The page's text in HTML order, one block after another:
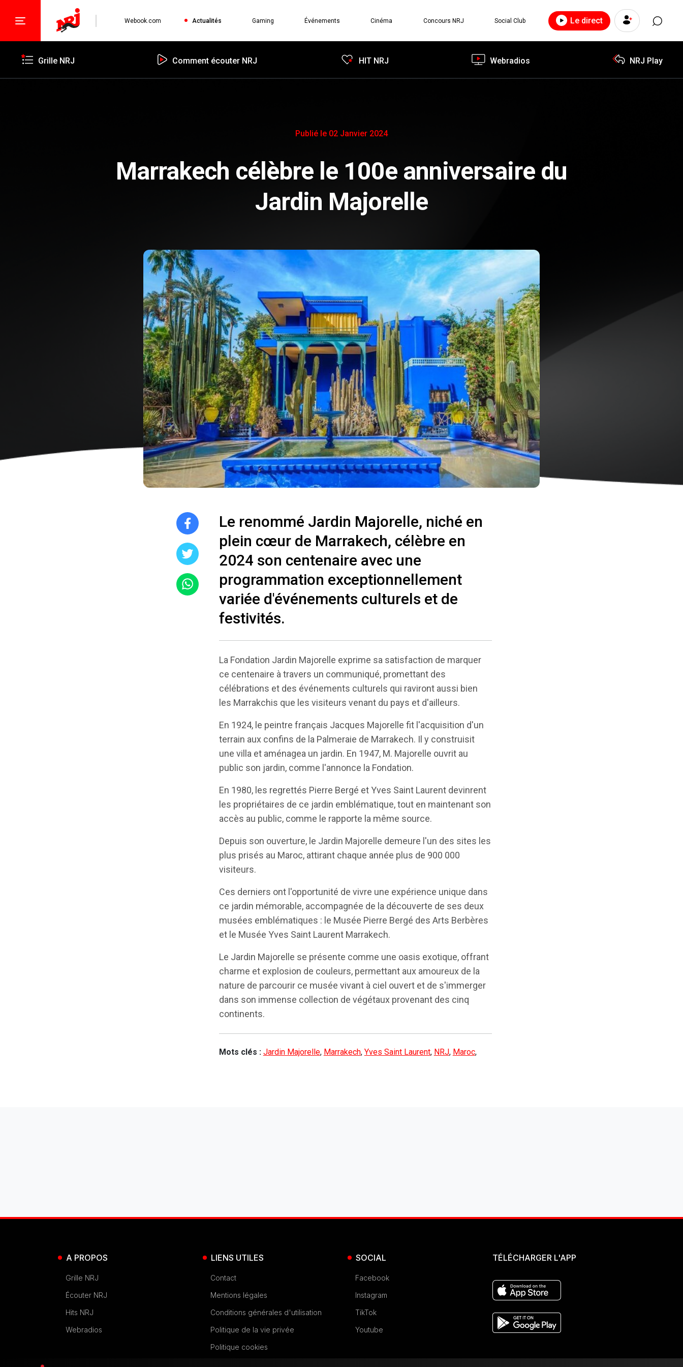
Webook.com Actualités Gaming Événements Cinéma Concours NRJ Social Club Le direct
Grille NRJ Comment écouter NRJ HIT NRJ Webradios NRJ Play
Publié le 02 Janvier 2024
Marrakech célèbre le 100e anniversaire du
Jardin Majorelle
Le renommé Jardin Majorelle, niché en
plein cœur de Marrakech, célèbre en
2024 son centenaire avec une
programmation exceptionnellement
variée d'événements culturels et de
festivités.
La Fondation Jardin Majorelle exprime sa satisfaction de marquer
ce centenaire à travers un communiqué, promettant des
célébrations et des événements culturels qui raviront aussi bien
les Marrakchis que les visiteurs venant du pays et d'ailleurs.
En 1924, le peintre français Jacques Majorelle fit l'acquisition d'un
terrain aux confins de la Palmeraie de Marrakech. Il y construisit
une villa et aménagea un jardin. En 1947, M. Majorelle ouvrit au
public son jardin, comme l'annonce la Fondation.
En 1980, les regrettés Pierre Bergé et Yves Saint Laurent devinrent
les propriétaires de ce jardin emblématique, tout en maintenant son
accès au public, comme le rapporte la même source.
Depuis son ouverture, le Jardin Majorelle demeure l'un des sites les
plus prisés au Maroc, attirant chaque année plus de 900 000
visiteurs.
Ces derniers ont l'opportunité de vivre une expérience unique dans
ce jardin mémorable, accompagnée de la découverte de ses deux
musées emblématiques : le Musée Pierre Bergé des Arts Berbères
et le Musée Yves Saint Laurent Marrakech.
Le Jardin Majorelle se présente comme une oasis exotique, offrant
charme et explosion de couleurs, permettant aux amoureux de la
nature de parcourir ce musée vivant à ciel ouvert et de s'immerger
dans son immense collection de végétaux provenant des cinq
continents.
Mots clés : Jardin Majorelle, Marrakech, Yves Saint Laurent, NRJ, Maroc,
A PROPOS
Grille NRJ
Écouter NRJ
Hits NRJ
Webradios
LIENS UTILES
Contact
Mentions légales
Conditions générales d'utilisation
Politique de la vie privée
Politique cookies
SOCIAL
Facebook
Instagram
TikTok
Youtube
TÉLÉCHARGER L'APP